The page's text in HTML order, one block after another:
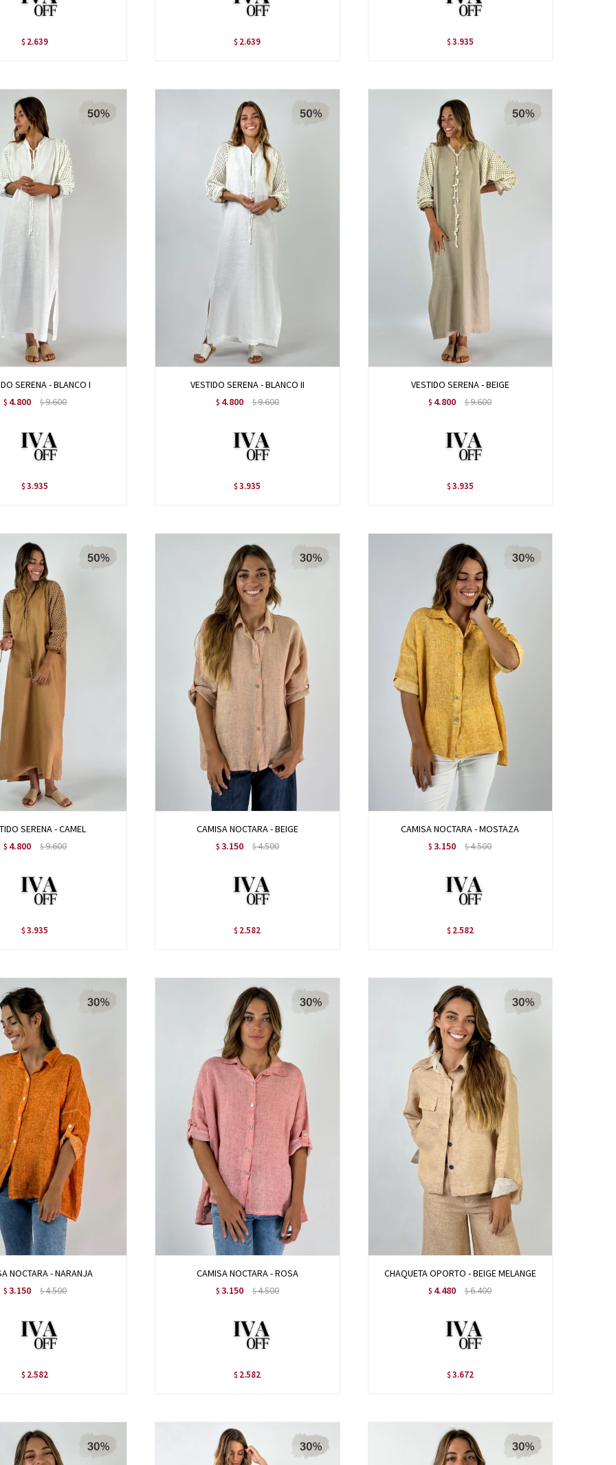
$ 2.639 $ 2.639 $ 3.935
SERENA - BLANCO I
$ 4.800 $9.600
$ 3.935
VESTIDO SERENA - BLANCO II
$ 4.800 $9.600
$ 3.935
VESTIDO SERENA - BEIGE
$ 4.800 $9.600
$ 3.935
SERENA - CAMEL
$ 4.800 $9.600
$ 3.935
CAMISA NOCTARA - BEIGE
$ 3.150 $4.500
$ 2.582
CAMISA NOCTARA - MOSTAZA
$ 3.150 $4.500
$ 2.582
NOCTARA - NARANJA
$ 3.150 $4.500
$ 2.582
CAMISA NOCTARA - ROSA
$ 3.150 $4.500
$ 2.582
CHAQUETA OPORTO - BEIGE MELANGE
$ 4.480 $6.400
$ 3.672